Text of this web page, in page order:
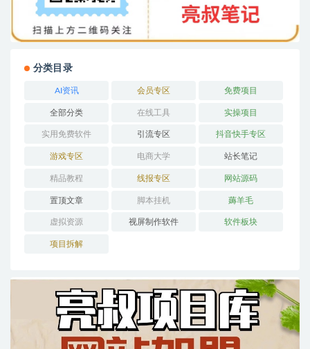
分类目录
AI资讯 会员专区 免费项目
全部分类 在线工具 实操项目
实用免费软件 引流专区 抖音快手专区
游戏专区 电商大学 站长笔记
精品教程 线报专区 网站源码
置顶文章 脚本挂机 薅羊毛
虚拟资源 视屏制作软件 软件板块
项目拆解